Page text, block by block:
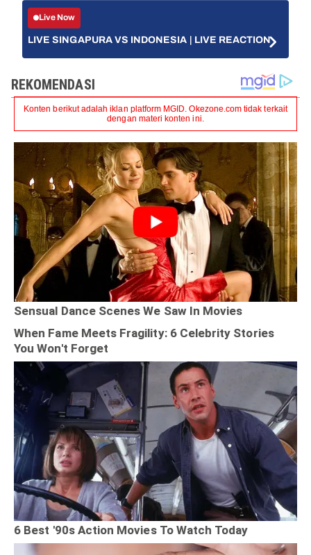
Live Now
LIVE SINGAPURA VS INDONESIA | LIVE REACTION